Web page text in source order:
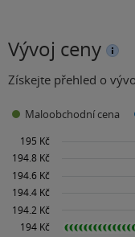
Vývoj ceny
Získejte přehled o
Maloobchodní cena